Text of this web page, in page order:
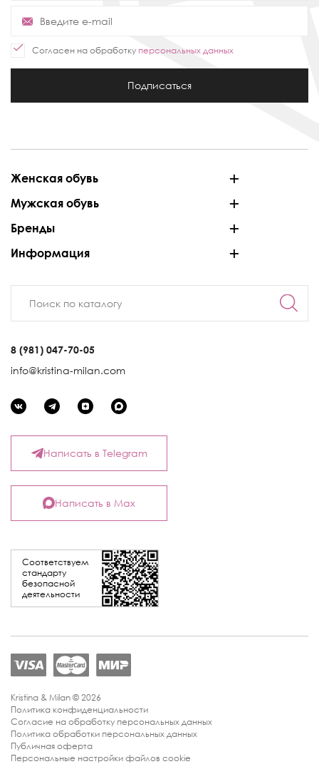
Согласен на обработку персональных данных
Подписаться
Женская обувь
Мужская обувь
Бренды
Информация
8 (981) 047-70-05
info@kristina-milan.com
Соответствуем
стандарту
безопасной
деятельности
Написать в Telegram
Написать в Max
Kristina & Milan © 2026
Политика конфиденциальности
Согласие на обработку персональных данных
Политика обработки персональных данных
Публичная оферта
Персональные настройки файлов cookie